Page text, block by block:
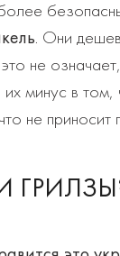
. Они
не
их минус в
не приносит